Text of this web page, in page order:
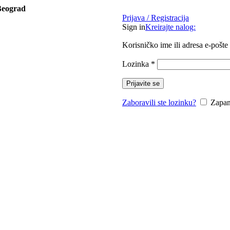
Prijava / Registracija
Sign inKreirajte nalog:
Korisničko ime ili adresa e-pošte
Lozinka *
Prijavite se
Zaboravili ste lozinku?